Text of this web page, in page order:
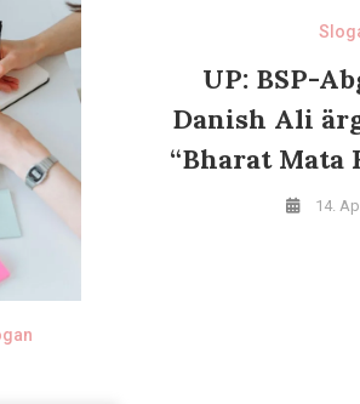
UP: BSP-
Danish Ali
“Bharat Mata
14.